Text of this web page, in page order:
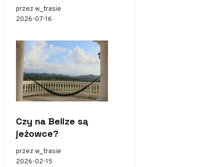
przez w_trasie
2026-07-16
Czy na Belize są
jeżowce?
przez w_trasie
2026-02-15